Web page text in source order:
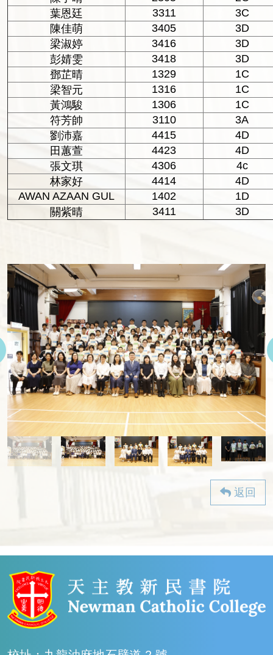
葉恩廷
3311
3C
陳佳萌
3405
3D
梁淑婷
3416
3D
彭婧雯
3418
3D
鄧芷晴
1329
1C
梁智元
1316
1C
黃鴻駿
1306
1C
符芳帥
3110
3A
劉沛嘉
4415
4D
田蕙萱
4423
4D
張文琪
4306
4c
林家好
4414
4D
AWAN AZAAN GUL
1402
1D
關紫晴
3411 3D
返回